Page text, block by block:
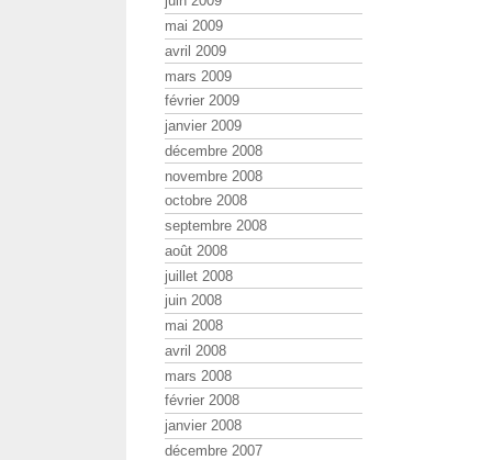
mai 2009
avril 2009
mars 2009
février 2009
janvier 2009
décembre 2008
novembre 2008
octobre 2008
septembre 2008
août 2008
juillet 2008
juin 2008
mai 2008
avril 2008
mars 2008
février 2008
janvier 2008
décembre 2007